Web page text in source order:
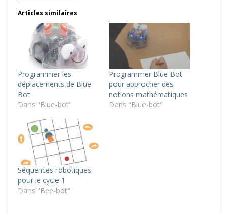
Articles similaires
Programmer les
déplacements de Blue
Bot
Dans "Blue-bot"
Programmer Blue Bot
pour approcher des
notions mathématiques
Dans "Blue-bot"
Séquences robotiques
pour le cycle 1
Dans "Bee-bot"